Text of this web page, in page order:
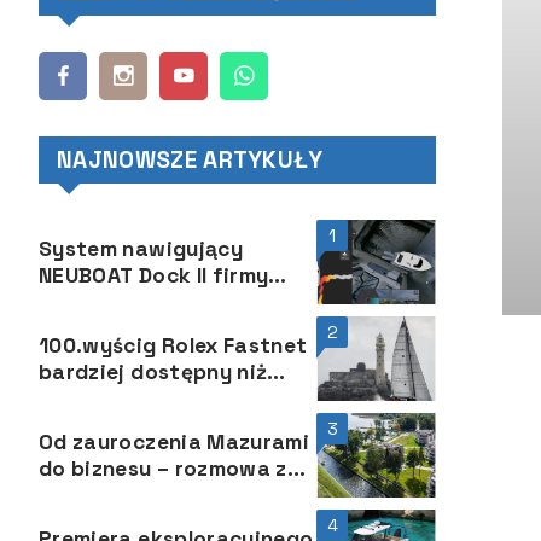
NAJNOWSZE ARTYKUŁY
1
System nawigujący
NEUBOAT Dock II firmy
2
100.wyścig Rolex Fastnet
bardziej dostępny niż
3
Od zauroczenia Mazurami
do biznesu – rozmowa z
4